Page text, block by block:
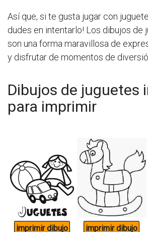
Así que, si te gusta jugar con
dudes en intentarlo! Los dibujos de
son una forma maravillosa de
y disfrutar de momentos de
Dibujos de juguetes
para imprimir